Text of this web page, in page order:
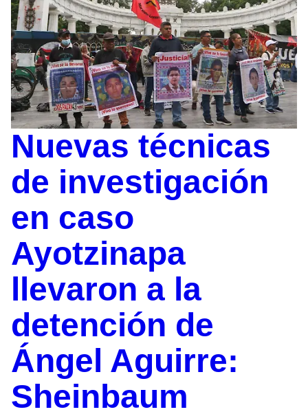
Nuevas técnicas
de investigación
en caso
Ayotzinapa
llevaron a la
detención de
Ángel Aguirre:
Sheinbaum